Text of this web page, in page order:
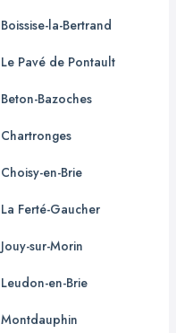
Boissise-la-Bertrand
Le Pavé de Pontault
Beton-Bazoches
Chartronges
Choisy-en-Brie
La Ferté-Gaucher
Jouy-sur-Morin
Leudon-en-Brie
Montdauphin